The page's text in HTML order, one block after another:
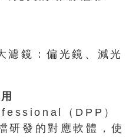
濾鏡：偏光鏡、減光
（DPP）
研發的對應軟體，使